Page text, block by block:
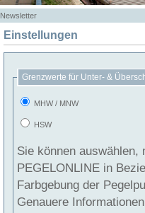
Newsletter
Einstellungen
Grenzwerte für Unter- &
MHW / MNW
HSW
Sie können
PEGELONLINE in Beziehung
Farbgebung der
Genauere